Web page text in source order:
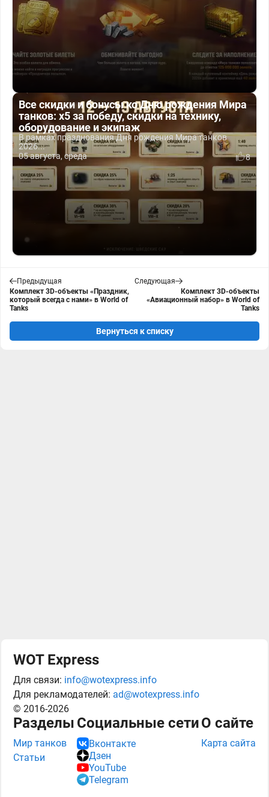
Все скидки и бонусы ко Дню рождения Мира
танков: x5 за победу, скидки на технику,
оборудование и экипаж
В рамках празднования Дня рождения Мира танков
2026...
05 августа, среда
8
Предыдущая
Комплект 3D-объекты «Праздник,
который всегда с нами» в World of
Tanks
Следующая
Комплект 3D-объекты
«Авиационный набор» в World of
Tanks
Вернуться к списку
WOT Express
Для связи: info@wotexpress.info
Для рекламодателей: ad@wotexpress.info
© 2016-2026
Разделы
Мир танков
Статьи
Социальные сети
Вконтакте
Дзен
YouTube
Telegram
О сайте
Карта сайта